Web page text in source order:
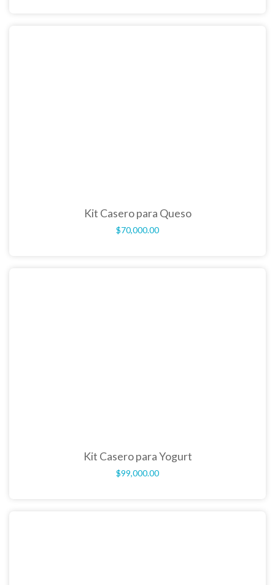
Kit Casero para Queso
$70,000.00
Kit Casero para Yogurt
$99,000.00